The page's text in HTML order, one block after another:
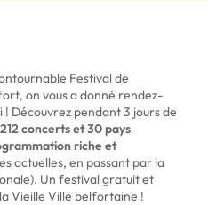
Festival de
on vous a donné rendez-
! Découvrez pendant 3 jours de
concerts et 30 pays
riche et
actuelles, en passant par la
Un festival gratuit et
Vieille Ville belfortaine !